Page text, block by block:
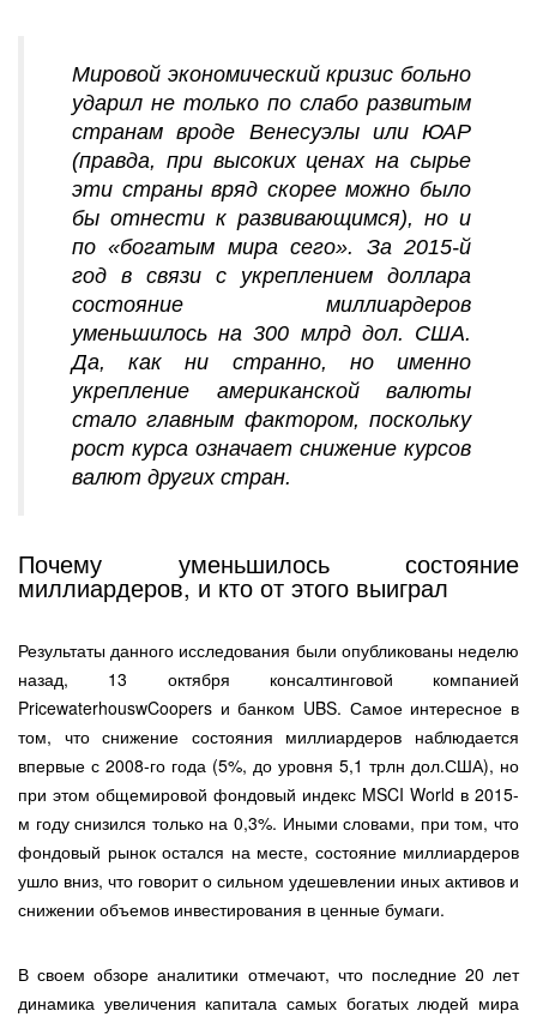
Мировой экономический кризис больно
ударил не только по слабо развитым
странам вроде Венесуэлы или ЮАР
(правда, при высоких ценах на сырье
эти страны вряд скорее можно было
бы отнести к развивающимся), но и
по «богатым мира сего». За 2015-й
год в связи с укреплением доллара
состояние миллиардеров
уменьшилось на 300 млрд дол. США.
Да, как ни странно, но именно
укрепление американской валюты
стало главным фактором, поскольку
рост курса означает снижение курсов
валют других стран.
Почему уменьшилось состояние
миллиардеров, и кто от этого выиграл
Результаты данного исследования были опубликованы неделю
назад, 13 октября консалтинговой компанией
PricewaterhouswCoopers и банком UBS. Самое интересное в
том, что снижение состояния миллиардеров наблюдается
впервые с 2008-го года (5%, до уровня 5,1 трлн дол.США), но
при этом общемировой фондовый индекс MSCI World в 2015-
м году снизился только на 0,3%. Иными словами, при том, что
фондовый рынок остался на месте, состояние миллиардеров
ушло вниз, что говорит о сильном удешевлении иных активов и
снижении объемов инвестирования в ценные бумаги.
В своем обзоре аналитики отмечают, что последние 20 лет
динамика увеличения капитала самых богатых людей мира